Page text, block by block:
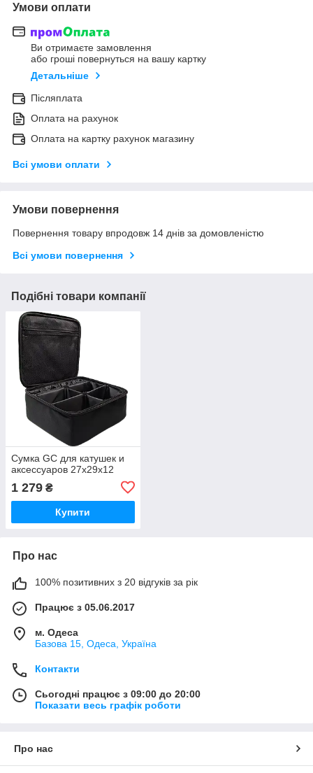
Умови оплати
Ви отримаєте замовлення
або гроші повернуться на вашу картку
Детальніше
Післяплата
Оплата на рахунок
Оплата на картку рахунок магазину
Всі умови оплати
Умови повернення
Повернення товару впродовж 14 днів за домовленістю
Всі умови повернення
Подібні товари компанії
Сумка GC для катушек и
аксессуаров 27х29х12
1 279 ₴
Купити
Про нас
100% позитивних з 20 відгуків за рік
Працює з 05.06.2017
м. Одеса
Базова 15, Одеса, Україна
Контакти
Сьогодні працює з 09:00 до 20:00
Показати весь графік роботи
Про нас